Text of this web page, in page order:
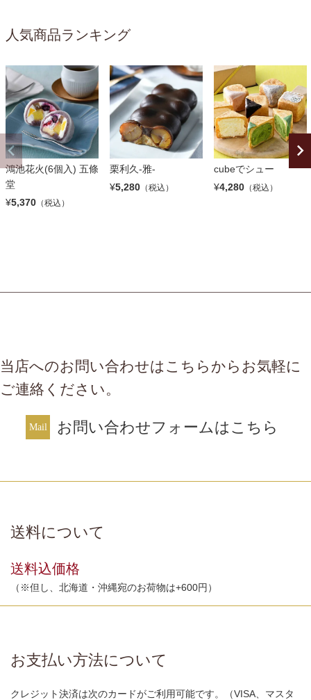
人気商品ランキング
鴻池花火(6個入) 五條
堂
¥5,370 （税込）
栗利久-雅-
¥5,280 （税込）
cubeでシュー
¥4,280 （税込）
当店へのお問い合わせはこちらからお気軽に
ご連絡ください。
お問い合わせフォームはこちら
送料について
送料込価格
（※但し、北海道・沖縄宛のお荷物は+600円）
お支払い方法について
クレジット決済は次のカードがご利用可能です。（VISA、マスタ